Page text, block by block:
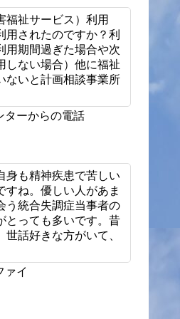
福祉サービス）利用
用されたのですか？利
用期間過ぎた場合や次
しない場合）他に福祉
ないと計画相談事業所
ターからの電話
身も精神疾患で苦しい
すね。優しい人があま
う統合失調症当事者の
とっても多いです。昔
話好きな方がいて、
ァイ